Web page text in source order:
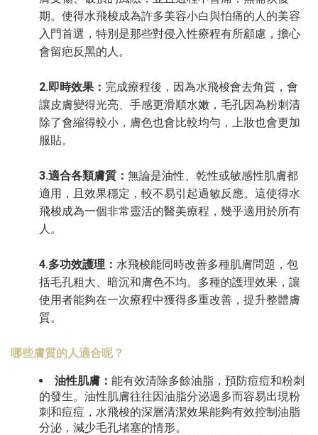
期。使得水飛梭成為許多美容小白與怕痛的人的美容
入門首選，特別是那些對侵入性療程有所顧慮，擔心
會留疤反黑的人。
2.即時效果： 完成療程後，因為水飛梭會去角質，會
讓皮膚變得光亮、手感更滑順水嫩，毛孔因為粉刺清
除了會縮得較小，膚色也會比較均勻，上妝也會更加
服貼。
3.適合各類膚質： 無論是油性、乾性或敏感性肌膚都
適用，且效果穩定，較不易引起過敏反應。這使得水
飛梭成為一個非常靈活的醫美療程，幾乎適用於所有
人。
4.多功效護理： 水飛梭能同時改善多種肌膚問題，包
括毛孔粗大、暗沉和膚色不均。多種的護理效果，讓
使用者能夠在一次療程中獲得多重改善，提升整體膚
質。
哪些膚質的人適合呢？
油性肌膚： 能有效清除多餘油脂，預防痘痘和粉刺
的發生。油性肌膚往往因油脂分泌過多而容易出現粉
刺和痘痘，水飛梭的深層清潔效果能夠有效控制油脂
分泌，減少毛孔堵塞的情形。